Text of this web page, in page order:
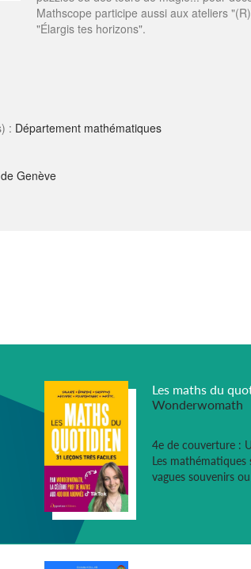
Mathscope participe aussi aux ateliers
"Élargis tes horizons".
: Département mathématiques
Genève
Les maths du
Wonderwomath
4e de couverture :
Les
vagues souvenirs